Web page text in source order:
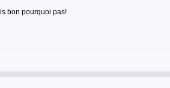
bon pourquoi pas!